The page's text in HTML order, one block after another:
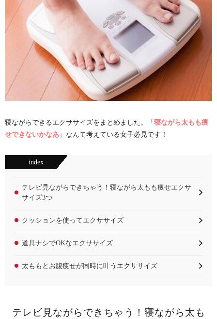
寝ながらできるエクササイズをまとめました。
「寝ながら太もも痩
せできないかなあ」 なんて考えている女子必見です！
index
テレビ見ながらできちゃう！寝ながら太もも痩せエクサ
サイズ3つ
クッションを使ってエクササイズ
道具ナシでOKなエクササイズ
太ももとお腹痩せが同時に叶うエクササイズ
テレビ見ながらできちゃう！寝ながら太も